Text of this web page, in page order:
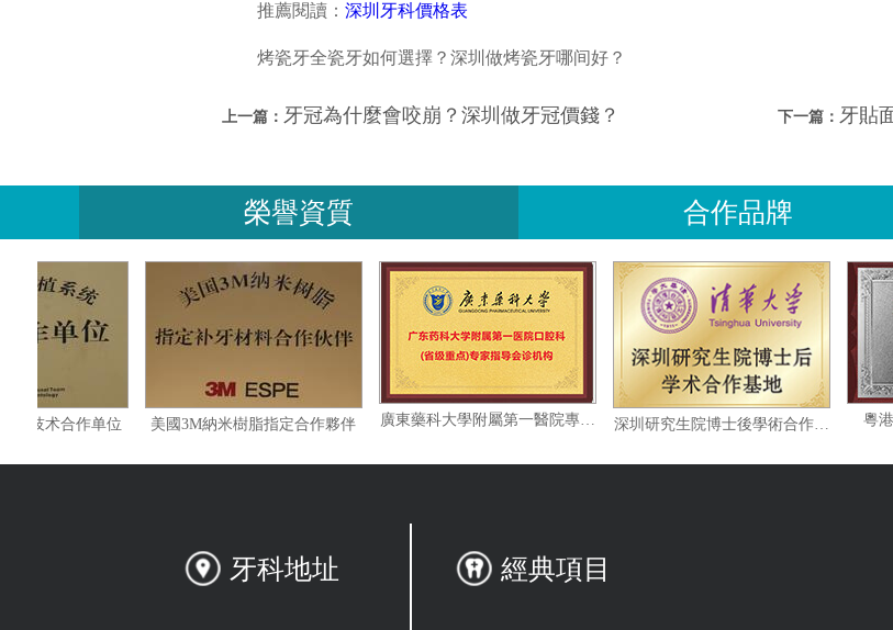
推薦閱讀： 深圳牙科價格表
烤瓷牙全瓷牙如何選擇？深圳做烤瓷牙哪间好？
上一篇： 牙冠為什麼會咬崩？深圳做牙冠價錢？ 下一篇： 牙貼
榮譽資質 合作品牌
ITI种植系统技术合作单位 美國3M納米樹脂指定合作夥伴 廣東藥科大學附屬第一醫院專家指導會診機构 深圳研究生院博士後學術合作基地
牙科地址 經典項目